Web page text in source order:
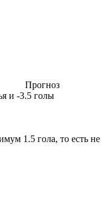
Прогноз
и -3.5 голы
1.5 гола, то есть не